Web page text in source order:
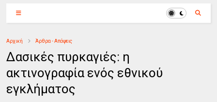
Αρχική Άρθρα - Απόψεις
Δασικές πυρκαγιές: η
ακτινογραφία ενός εθνικού
εγκλήματος